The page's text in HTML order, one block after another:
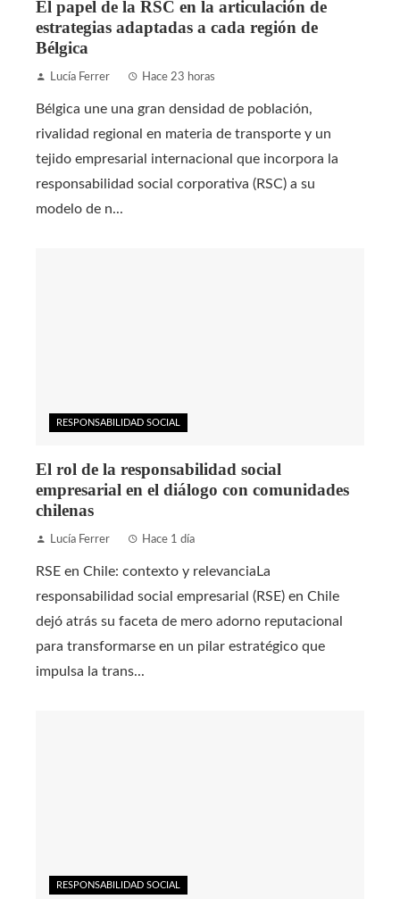
El papel de la RSC en la articulación de
estrategias adaptadas a cada región de
Bélgica
Lucía Ferrer Hace 23 horas
Bélgica une una gran densidad de población,
rivalidad regional en materia de transporte y un
tejido empresarial internacional que incorpora la
responsabilidad social corporativa (RSC) a su
modelo de n...
RESPONSABILIDAD SOCIAL
El rol de la responsabilidad social
empresarial en el diálogo con comunidades
chilenas
Lucía Ferrer Hace 1 día
RSE en Chile: contexto y relevanciaLa
responsabilidad social empresarial (RSE) en Chile
dejó atrás su faceta de mero adorno reputacional
para transformarse en un pilar estratégico que
impulsa la trans...
RESPONSABILIDAD SOCIAL